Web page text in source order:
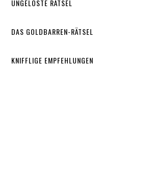
UNGELÖSTE RÄTSEL
DAS GOLDBARREN-RÄTSEL
KNIFFLIGE EMPFEHLUNGEN